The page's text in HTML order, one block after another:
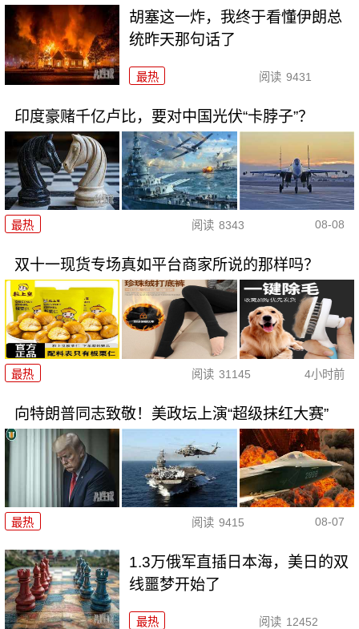
胡塞这一炸，我终于看懂伊朗总
统昨天那句话了
最热 阅读 9431
印度豪赌千亿卢比，要对中国光伏“卡脖子”？
最热 阅读 8343 08-08
双十一现货专场真如平台商家所说的那样吗？
最热 阅读 31145 4小时前
向特朗普同志致敬！美政坛上演“超级抹红大赛”
最热 阅读 9415 08-07
1.3万俄军直插日本海，美日的双
线噩梦开始了
最热 阅读 12452